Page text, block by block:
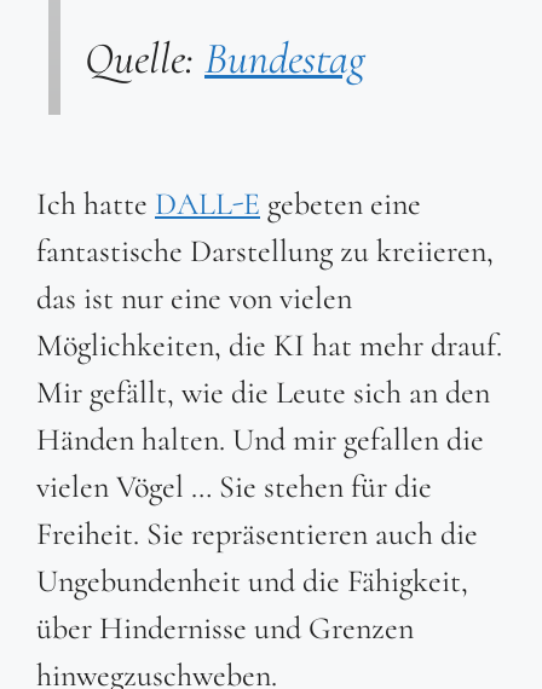
Quelle: Bundestag
Ich hatte DALL-E gebeten eine
fantastische Darstellung zu kreiieren,
das ist nur eine von vielen
Möglichkeiten, die KI hat mehr drauf.
Mir gefällt, wie die Leute sich an den
Händen halten. Und mir gefallen die
vielen Vögel … Sie stehen für die
Freiheit. Sie repräsentieren auch die
Ungebundenheit und die Fähigkeit,
über Hindernisse und Grenzen
hinwegzuschweben.